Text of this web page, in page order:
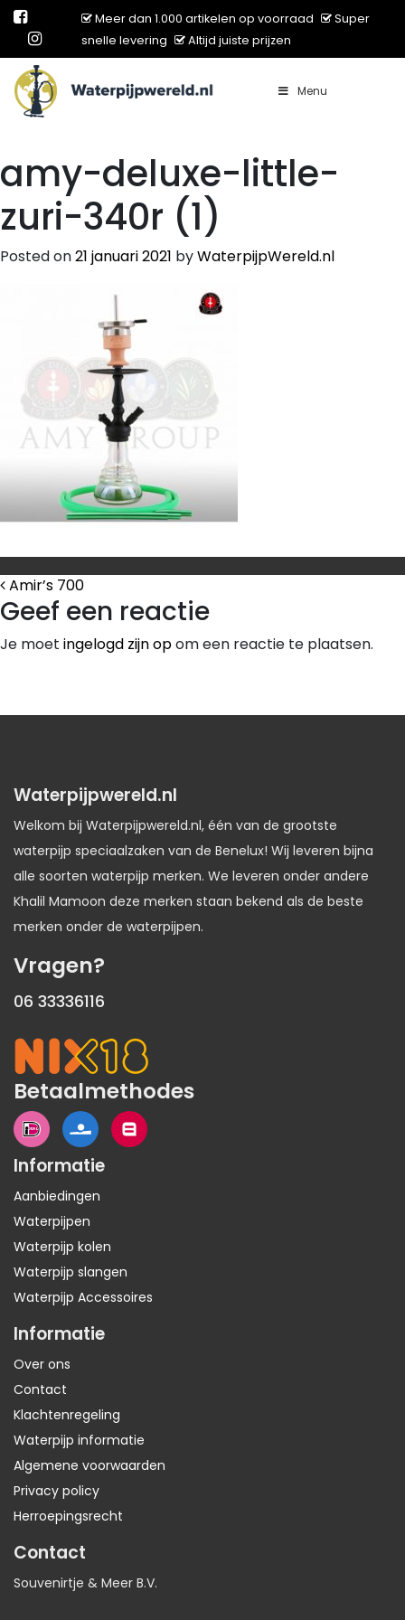
Meer dan 1.000 artikelen op voorraad
Super
snelle levering
Altijd juiste prijzen
Main Navigation Menu
amy-deluxe-little-
zuri-340r (1)
Posted on21 januari 2021 byWaterpijpWereld.nl
Bericht Navigatie
Amir’s 700
Geef een reactie
Je moet ingelogd zijn opom een reactie te plaatsen.
Waterpijpwereld.nl
Welkom bij Waterpijpwereld.nl, één van de grootste
waterpijp speciaalzaken van de Benelux! Wij leveren bijna
alle soorten waterpijp merken. We leveren onder andere
Khalil Mamoon deze merken staan bekend als de beste
merken onder de waterpijpen.
Vragen?
06 33336116
Betaalmethodes
Informatie
Aanbiedingen
Waterpijpen
Waterpijp kolen
Waterpijp slangen
Waterpijp Accessoires
Informatie
Over ons
Contact
Klachtenregeling
Waterpijp informatie
Algemene voorwaarden
Privacy policy
Herroepingsrecht
Contact
Souvenirtje & Meer B.V.